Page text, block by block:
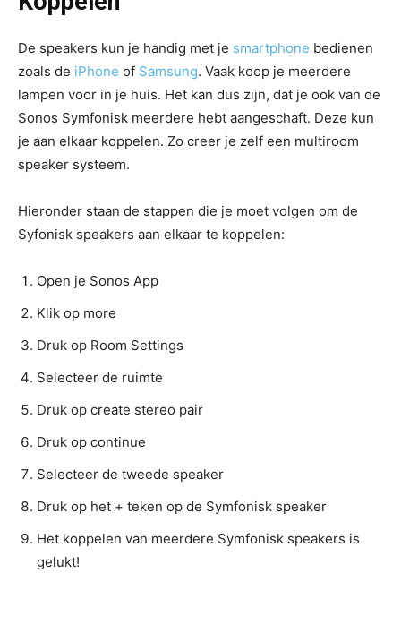
De speakers kun je handig met je smartphone bedienen
zoals de iPhone of Samsung. Vaak koop je meerdere
lampen voor in je huis. Het kan dus zijn, dat je ook van de
Sonos Symfonisk meerdere hebt aangeschaft. Deze kun
je aan elkaar koppelen. Zo creer je zelf een multiroom
speaker systeem.
Hieronder staan de stappen die je moet volgen om de
Syfonisk speakers aan elkaar te koppelen:
Open je Sonos App
Klik op more
Druk op Room Settings
Selecteer de ruimte
Druk op create stereo pair
Druk op continue
Selecteer de tweede speaker
Druk op het + teken op de Symfonisk speaker
Het koppelen van meerdere Symfonisk speakers is
gelukt!